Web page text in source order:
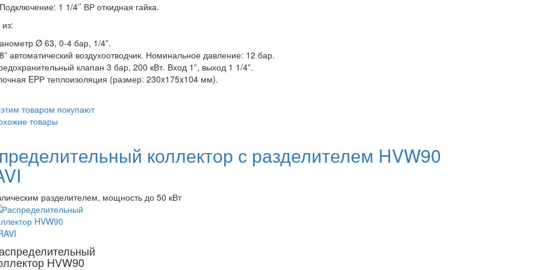
1 1/4’’ ВР откидная гайка.
Ø 63, 0-4 бар, 1/4”.
автоматический воздухоотводчик. Номинальное давление: 12 бар.
клапан 3 бар, 200 кВт. Вход 1”, выход 1 1/4”.
EPР теплоизоляция (размер: 230x175x104 мм).
товаром покупают
товары
коллектор с разделителем HVW90
разделителем, мощность до 50 кВт
HVW90